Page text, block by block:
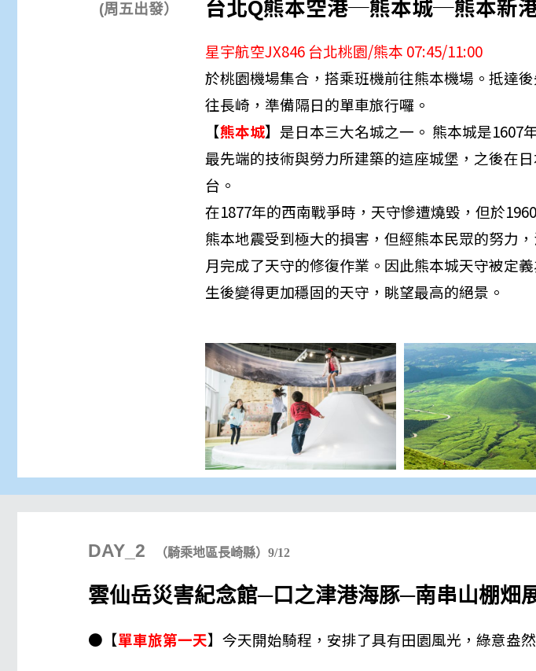
(周五出發） 台北Q熊本空港─熊本城─熊本新
星宇航空JX846 台北桃園/熊本 07:45/11:00
於桃園機場集合，搭乘班機前往熊本機場。抵達
往長崎，準備隔日的單車旅行囉。
【熊本城】是日本三大名城之一。 熊本城是1607
最先端的技術與勞力所建築的這座城堡，之後在
台。
在1877年的西南戰爭時，天守慘遭燒毀，但於
熊本地震受到極大的損害，但經熊本民眾的努力
月完成了天守的修復作業。因此熊本城天守被定
生後變得更加穩固的天守，眺望最高的絕景。
DAY_2 （騎乘地區長崎縣）9/12
雲仙岳災害紀念館─口之津港海豚─南串山棚畑
●【單車旅第一天】 今天開始騎程，安排了具有田園風光，綠意盎